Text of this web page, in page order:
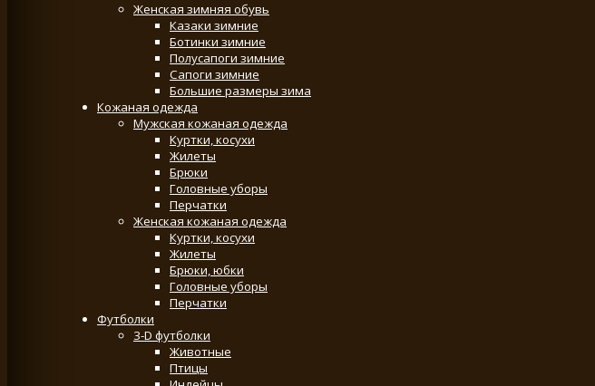
Женская зимняя обувь
Казаки зимние
Ботинки зимние
Полусапоги зимние
Сапоги зимние
Большие размеры зима
Кожаная одежда
Мужская кожаная одежда
Куртки, косухи
Жилеты
Брюки
Головные уборы
Перчатки
Женская кожаная одежда
Куртки, косухи
Жилеты
Брюки, юбки
Головные уборы
Перчатки
Футболки
3-D футболки
Животные
Птицы